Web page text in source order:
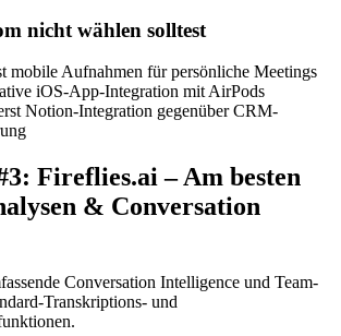
nicht wählen solltest
mobile Aufnahmen für persönliche Meetings
iOS-App-Integration mit AirPods
Notion-Integration gegenüber CRM-
Fireflies.ai – Am besten
& Conversation
Conversation Intelligence und Team-
Transkriptions- und